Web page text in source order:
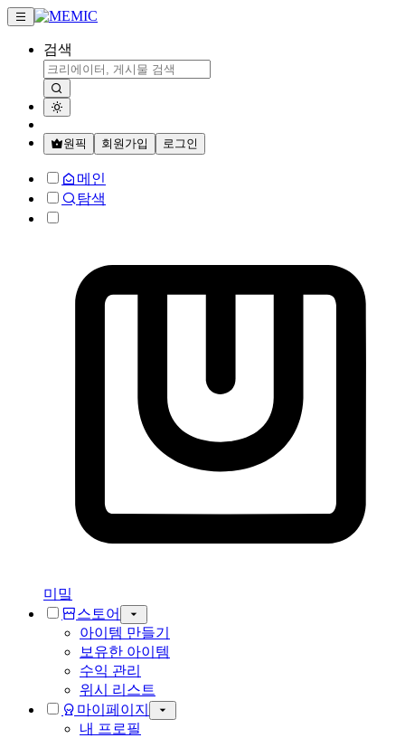
검색
원픽 회원가입 로그인
메인
탐색
미밐
스토어
아이템 만들기
보유한 아이템
수익 관리
위시 리스트
마이페이지
내 프로필